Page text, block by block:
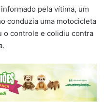
pela vítima, um
conduzia uma motocicleta
o controle e colidiu contra